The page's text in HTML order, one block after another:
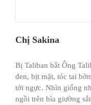
Chị Sakina
Bị Taliban bắt Ông
đen, bịt mặt, tóc tai
tới ngực. Nhìn giống
ngồi trên bìa giường